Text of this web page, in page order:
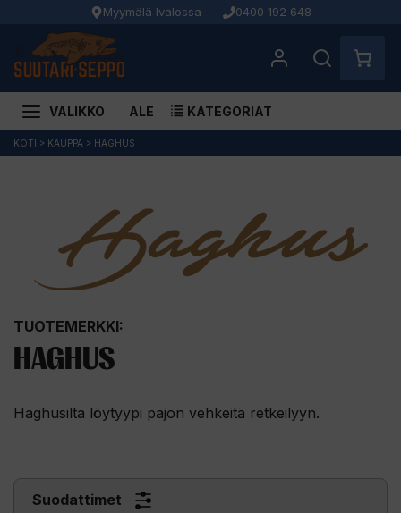
Myymälä Ivalossa 0400 192 648
VALIKKO ALE KATEGORIAT
Siirry
KOTI > KAUPPA > HAGHUS
TUOTEMERKKI:
HAGHUS
Haghusilta löytyypi pajon vehkeitä retkeilyyn.
Suodattimet